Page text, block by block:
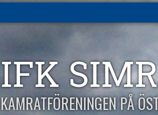
IFK
KAMRATFÖRENINGEN PÅ